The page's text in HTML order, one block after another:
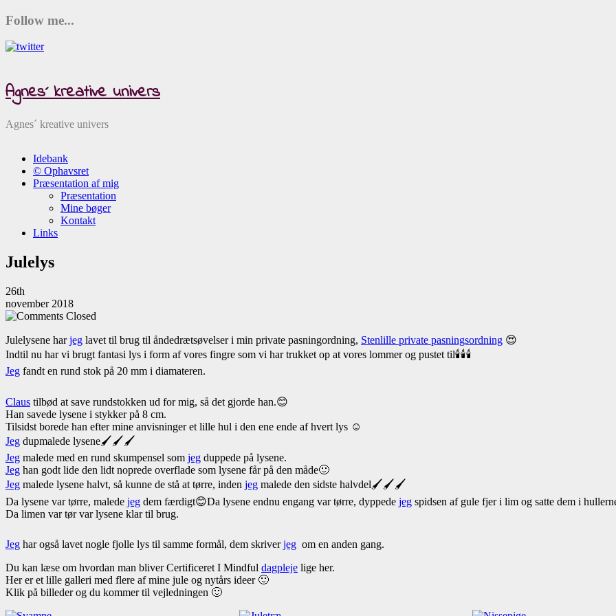
Follow me...
Agnes´ kreative univers
Agnes´ kreative univers
Idebank
© Ophavsret
Præsentation af mig
Præsentation
Mine bøger
Kontakt
Links
Julelys
26th
november 2018
Closed
Julelysene harjeg lavet til brug til åndedrætsøvelser i min private pasningordning, Stenlille private pasningsordning 😍
Indtil nu har vi brugt fantasi lys i form af vores fingre som vi har trukket op at vores lommer og pustet til🕯🕯🕯
Jeg fandt en rund stok på 20 mm i diamateren.
Claus tilbød at save rundstokken ud for mig, så det gjorde han.😊
Han savede lysene i stykker på 8 cm.
Tilsidst borede han efter mine anvisninger et lille hul i den ene ende af hvert lys ☺
Jeg dupmalede lysene🖌🖌🖌
Jeg malede med en rund skumpensel som jeg duppede på lysene.
Jeg han godt lide den lidt noprede overflade som lysene får på den måde🙂
Jeg malede lysene halvt, så kunne de stå at tørre, inden jeg malede den sidste halvdel🖌🖌🖌
Da lysene var tørre, malede jeg dem færdigt😊Da lysene endnu engang var tørre, dyppede jeg spidsen af gule fjer i lim og satte dem i
Da limen var tør var lysene klar til brug.
Jeg har også lavet nogle fjolle lys til samme formål, dem skriverjeg om en anden gang.
Du kan læse om hvordan man bliver Certificeret I Mindful dagpleje lige her.
Her er et lille galleri med flere af mine jule og nytårs ideer 🙂
Klik på billeder og du kommer til vejledningen 🙂